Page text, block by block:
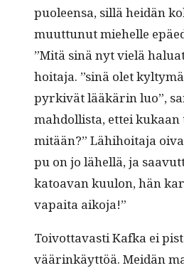
puoleen­sa, sil­lä hei­dän
muut­tunut miehelle
”Mitä sinä nyt vielä
hoita­ja. ”sinä olet
pyrkivät lääkärin luo”,
mah­dol­lista, ettei kukaan
mitään?” Lähi­hoita­ja
pu on jo lähel­lä, ja
katoa­van kuu­lon, hän
vapai­ta aikoja!”
Toiv­ot­tavasti Kaf­ka ei
väärinkäyt­töä. Mei­dän